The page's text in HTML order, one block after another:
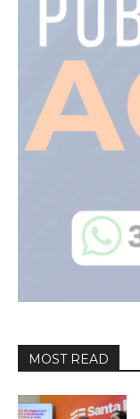
MOST READ